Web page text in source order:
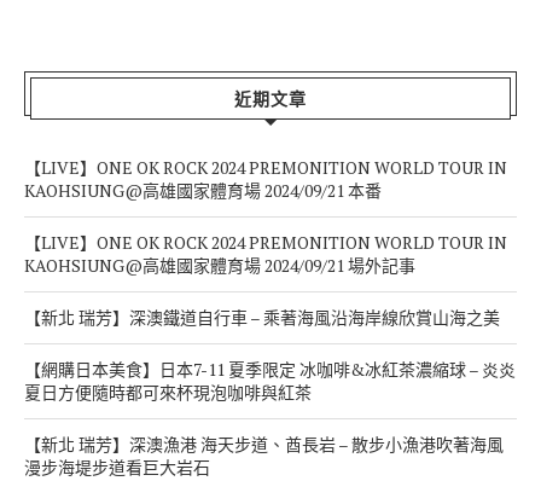
近期文章
【LIVE】ONE OK ROCK 2024 PREMONITION WORLD TOUR IN
KAOHSIUNG@高雄國家體育場 2024/09/21 本番
【LIVE】ONE OK ROCK 2024 PREMONITION WORLD TOUR IN
KAOHSIUNG@高雄國家體育場 2024/09/21 場外記事
【新北 瑞芳】深澳鐵道自行車 – 乘著海風沿海岸線欣賞山海之美
【網購日本美食】日本7-11 夏季限定 冰咖啡&冰紅茶濃縮球 – 炎炎
夏日方便隨時都可來杯現泡咖啡與紅茶
【新北 瑞芳】深澳漁港 海天步道、酋長岩 – 散步小漁港吹著海風
漫步海堤步道看巨大岩石